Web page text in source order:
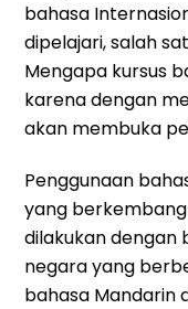
bahasa
dipelajari, salah
Mengapa kursus
karena dengan
akan membuka
Penggunaan
yang
dilakukan
negara yang
bahasa Mandarin